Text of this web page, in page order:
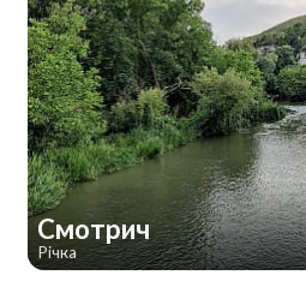
Смотрич
Річка